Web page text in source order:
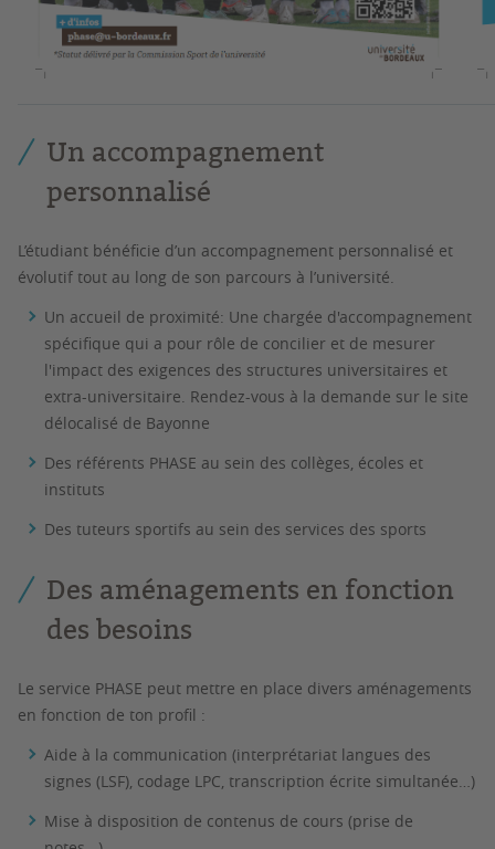
Un accompagnement
personnalisé
L’étudiant bénéficie d’un accompagnement personnalisé et
évolutif tout au long de son parcours à l’université.
Un accueil de proximité: Une chargée d'accompagnement
spécifique qui a pour rôle de concilier et de mesurer
l'impact des exigences des structures universitaires et
extra-universitaire. Rendez-vous à la demande sur le site
délocalisé de Bayonne
Des référents PHASE au sein des collèges, écoles et
instituts
Des tuteurs sportifs au sein des services des sports
Des aménagements en fonction
des besoins
Le service PHASE peut mettre en place divers aménagements
en fonction de ton profil :
Aide à la communication (interprétariat langues des
signes (LSF), codage LPC, transcription écrite simultanée…)
Mise à disposition de contenus de cours (prise de